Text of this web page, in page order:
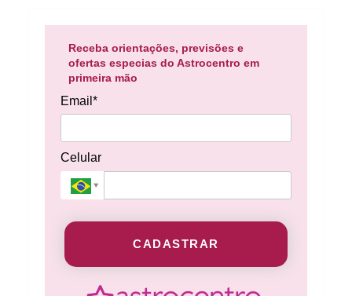
Receba orientações, previsões e
ofertas especias do Astrocentro em
primeira mão
Email*
Celular
CADASTRAR